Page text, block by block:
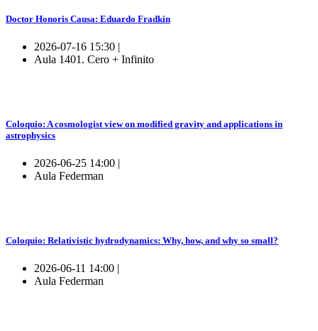
Doctor Honoris Causa: Eduardo Fradkin
2026-07-16 15:30 |
Aula 1401. Cero + Infinito
Coloquio: A cosmologist view on modified gravity and applications in
astrophysics
2026-06-25 14:00 |
Aula Federman
Coloquio: Relativistic hydrodynamics: Why, how, and why so small?
2026-06-11 14:00 |
Aula Federman